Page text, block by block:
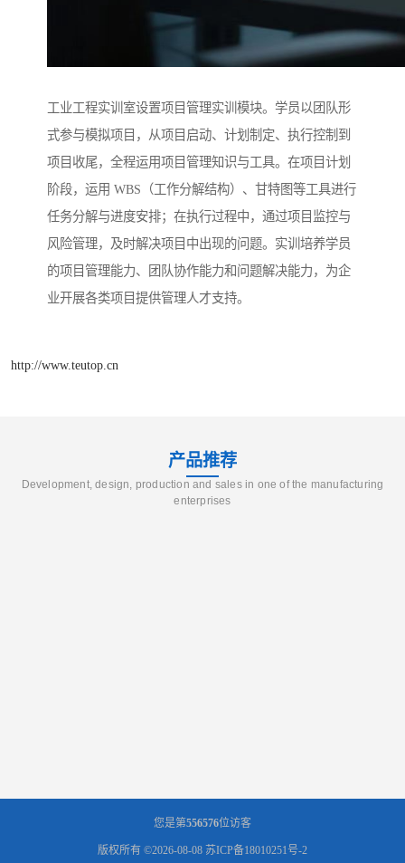
工业工程实训室设置项目管理实训模块。学员以团队形
式参与模拟项目，从项目启动、计划制定、执行控制到
项目收尾，全程运用项目管理知识与工具。在项目计划
阶段，运用 WBS（工作分解结构）、甘特图等工具进行
任务分解与进度安排；在执行过程中，通过项目监控与
风险管理，及时解决项目中出现的问题。实训培养学员
的项目管理能力、团队协作能力和问题解决能力，为企
业开展各类项目提供管理人才支持。​
http://www.teutop.cn
产品推荐
Development, design, production and sales in one of the manufacturing
enterprises
您是第556576位访客
版权所有 ©2026-08-08 苏ICP备18010251号-2